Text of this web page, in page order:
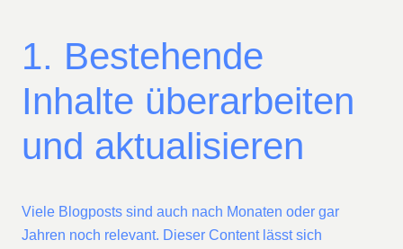
1. Bestehende
Inhalte überarbeiten
und aktualisieren
Viele Blogposts sind auch nach Monaten oder gar
Jahren noch relevant. Dieser Content lässt sich